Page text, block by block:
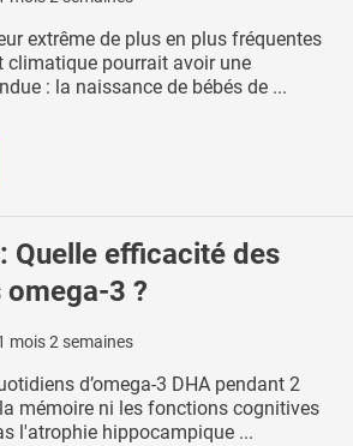
extrême de plus en plus fréquentes
climatique pourrait avoir une
: la naissance de bébés de ...
Quelle efficacité des
3 ?
mois 2 semaines
d’omega-3 DHA pendant 2
mémoire ni les fonctions cognitives
l'atrophie hippocampique ...